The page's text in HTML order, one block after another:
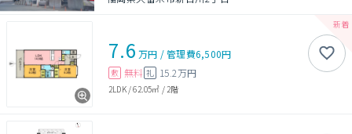
7.6 万円 /管理費6,500円
敷 無料 礼 15.2万円
2LDK/62.05㎡ / 2階